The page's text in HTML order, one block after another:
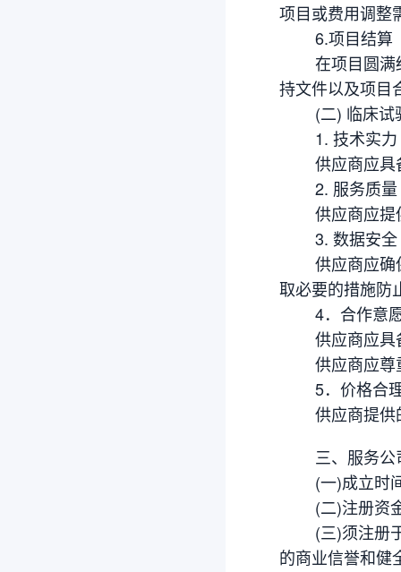
项目或费用调整
6.项目结算
在项目圆满结
持文件以及项目
(二) 临床试
1. 技术实力
供应商应具备
2. 服务质量
供应商应提供
3. 数据安全
供应商应确保
取必要的措施防
4．合作意
供应商应具备
供应商应尊重
5．价格合
供应商提供的
三、服务公
(一)成立时间
(二)注册资金
(三)须注册于
的商业信誉和健